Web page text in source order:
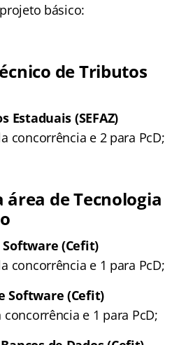
básico:
de Tributos
Estaduais (SEFAZ)
concorrência e 2 para PcD;
área de Tecnologia
(Cefit)
concorrência e 1 para PcD;
Software (Cefit)
e 1 para PcD;